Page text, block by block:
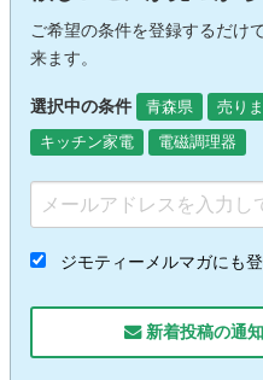
ご希望の条件を登録するだけ
来ます。
選択中の条件 青森県 売り
キッチン家電
電磁調理器
ジモティーメルマガにも
新着投稿の通